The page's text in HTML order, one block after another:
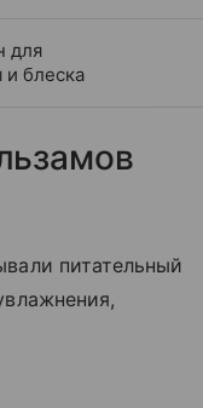
для
и блеска
питательный